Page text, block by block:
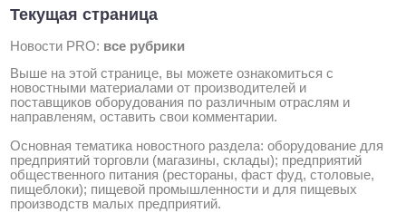
Текущая страница
Новости PRO: все рубрики
Выше на этой странице, вы можете ознакомиться с
новостными материалами от производителей и
поставщиков оборудования по различным отраслям и
направленям, оставить свои комментарии.
Основная тематика новостного раздела: оборудование для
предприятий торговли (магазины, склады); предприятий
общественного питания (рестораны, фаст фуд, столовые,
пищеблоки); пищевой промышленности и для пищевых
производств малых предприятий.